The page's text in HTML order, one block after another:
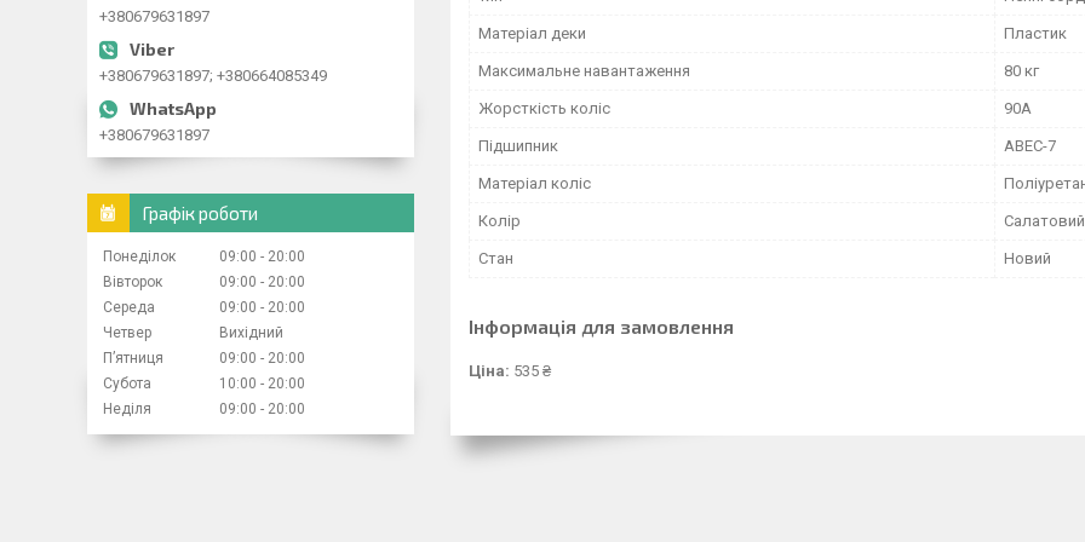
Матеріал деки Пластик
Максимальне навантаження 80 кг
Жорсткість коліс 90А
Підшипник ABEC-7
Матеріал коліс
Колір Салатовий
Стан Новий
Інформація для замовлення
Ціна: 535 ₴
+380679631897
+380679631897; +380664085349
+380679631897
Графік роботи
Понеділок 09:00
20:00
Вівторок
09:00
20:00
Середа
09:00
20:00
Четвер
Вихідний
Пʼятниця
09:00
20:00
Субота
10:00
20:00
Неділя
09:00 20:00